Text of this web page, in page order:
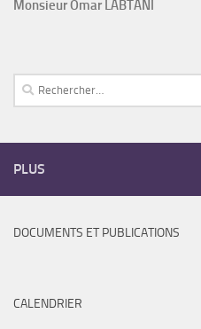
Monsieur Omar LABTANI
Rechercher :
PLUS
DOCUMENTS ET PUBLICATIONS
CALENDRIER